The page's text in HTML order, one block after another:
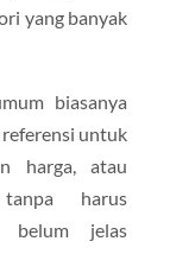
yang banyak
biasanya
untuk
harga, atau
harus
belum jelas